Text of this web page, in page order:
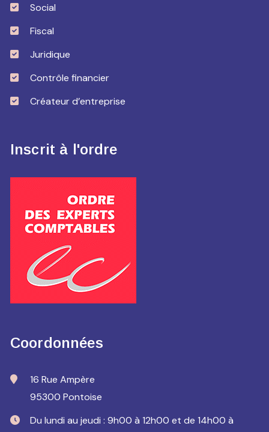
Social
Fiscal
Juridique
Contrôle financier
Créateur d’entreprise
Inscrit à l'ordre
Coordonnées
16 Rue Ampère
95300 Pontoise
Du lundi au jeudi : 9h00 à 12h00 et de 14h00 à